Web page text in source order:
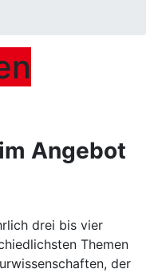
Angebot
drei bis vier
Themen
der